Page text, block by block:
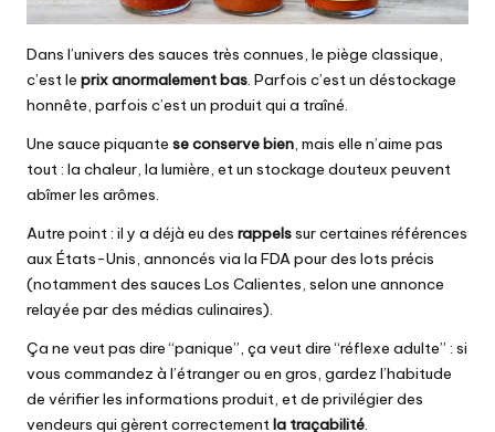
Dans l’univers des sauces très connues, le piège classique,
c’est le prix anormalement bas. Parfois c’est un déstockage
honnête, parfois c’est un produit qui a traîné.
Une sauce piquante se conserve bien, mais elle n’aime pas
tout : la chaleur, la lumière, et un stockage douteux peuvent
abîmer les arômes.
Autre point : il y a déjà eu des rappelssur certaines références
aux États-Unis, annoncés via la FDA pour des lots précis
(notamment des sauces Los Calientes, selon une annonce
relayée par des médias culinaires).
Ça ne veut pas dire “panique”, ça veut dire “réflexe adulte” : si
vous commandez à l’étranger ou en gros, gardez l’habitude
de vérifier les informations produit, et de privilégier des
vendeurs qui gèrent correctementla traçabilité.